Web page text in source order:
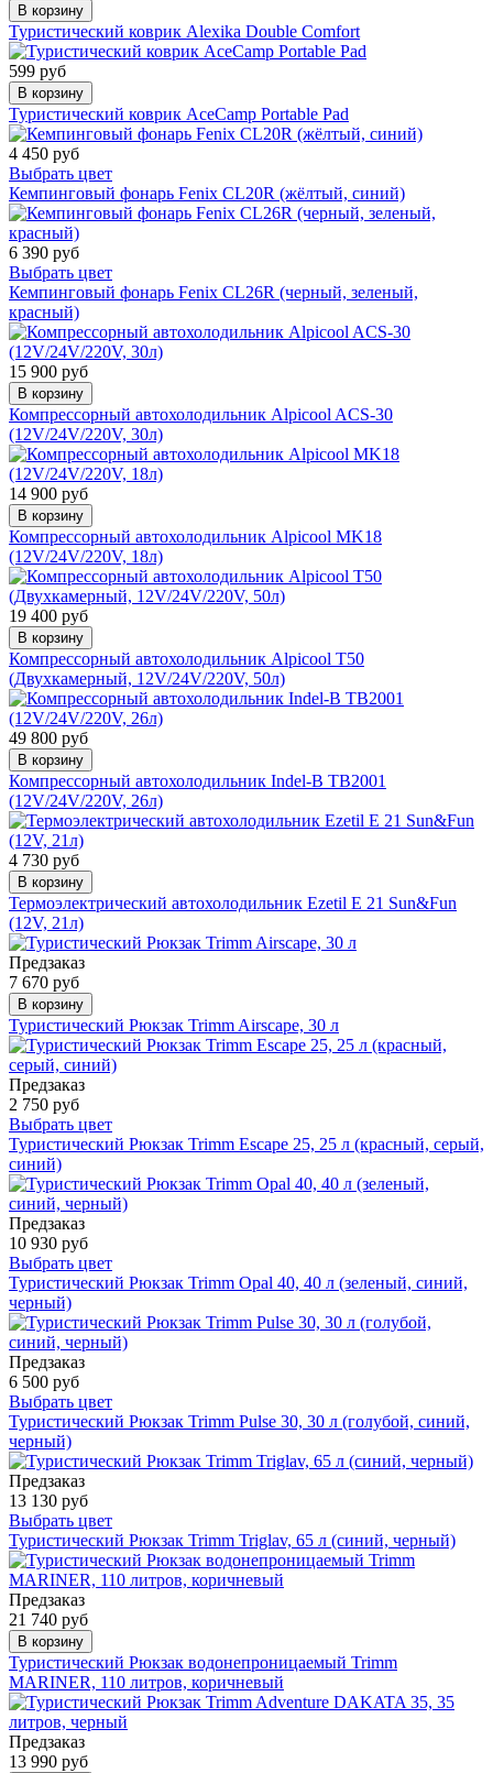
В корзину
Туристический коврик Alexika Double Comfort
599 руб
В корзину
Туристический коврик AceCamp Portable Pad
4 450 руб
Выбрать цвет
Кемпинговый фонарь Fenix CL20R (жёлтый, синий)
6 390 руб
Выбрать цвет
Кемпинговый фонарь Fenix CL26R (черный, зеленый,
красный)
15 900 руб
В корзину
Компрессорный автохолодильник Alpicool ACS-30
(12V/24V/220V, 30л)
14 900 руб
В корзину
Компрессорный автохолодильник Alpicool MK18
(12V/24V/220V, 18л)
19 400 руб
В корзину
Компрессорный автохолодильник Alpicool T50
(Двухкамерный, 12V/24V/220V, 50л)
49 800 руб
В корзину
Компрессорный автохолодильник Indel-B TB2001
(12V/24V/220V, 26л)
4 730 руб
В корзину
Термоэлектрический автохолодильник Ezetil E 21 Sun&Fun
(12V, 21л)
Предзаказ
7 670 руб
В корзину
Туристический Рюкзак Trimm Airscape, 30 л
Предзаказ
2 750 руб
Выбрать цвет
Туристический Рюкзак Trimm Escape 25, 25 л (красный, серый,
синий)
Предзаказ
10 930 руб
Выбрать цвет
Туристический Рюкзак Trimm Opal 40, 40 л (зеленый, синий,
черный)
Предзаказ
6 500 руб
Выбрать цвет
Туристический Рюкзак Trimm Pulse 30, 30 л (голубой, синий,
черный)
Предзаказ
13 130 руб
Выбрать цвет
Туристический Рюкзак Trimm Triglav, 65 л (синий, черный)
Предзаказ
21 740 руб
В корзину
Туристический Рюкзак водонепроницаемый Trimm
MARINER, 110 литров, коричневый
Предзаказ
13 990 руб